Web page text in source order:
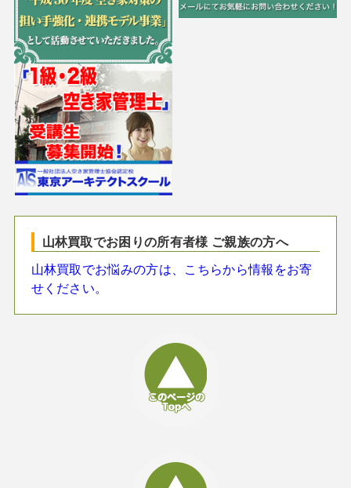
山林買取でお困りの所有者様 ご親族の方へ
山林買取でお悩みの方は、こちらから情報をお寄
せください。